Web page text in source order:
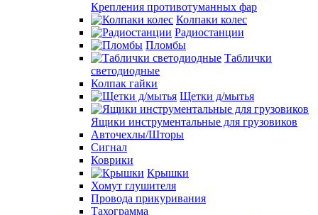
Крепления противотуманных фар
Колпаки колес
Радиостанции
Пломбы
Таблички
светодиодные
Колпак гайки
Щетки д/мытья
Ящики инструментальные для грузовиков
Авточехлы/Шторы
Сигнал
Коврики
Крышки
Хомут глушителя
Провода прикуривания
Тахограмма